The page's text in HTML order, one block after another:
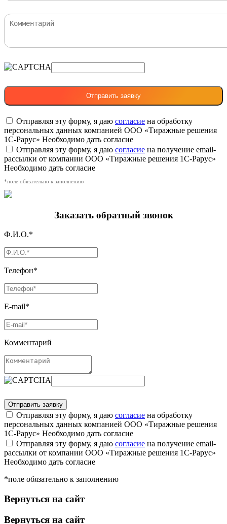
Отправляя эту форму, я даю согласие на обработку
персональных данных компанией ООО «Тиражные решения
1С-Рарус» Необходимо дать согласие
Отправляя эту форму, я даю согласие на получение email-
рассылки от компании ООО «Тиражные решения 1С-Рарус»
Необходимо дать согласие
*поле обязательно к заполнению
Заказать обратный звонок
Ф.И.О.*
Телефон*
E-mail*
Комментарий
Отправляя эту форму, я даю согласие на обработку
персональных данных компанией ООО «Тиражные решения
1С-Рарус» Необходимо дать согласие
Отправляя эту форму, я даю согласие на получение email-
рассылки от компании ООО «Тиражные решения 1С-Рарус»
Необходимо дать согласие
*поле обязательно к заполнению
Вернуться на сайт
Вернуться на сайт